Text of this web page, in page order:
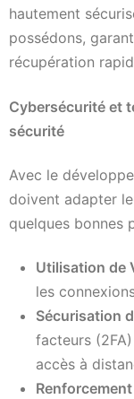
hautement
possédons,
récupération
Cybersécurité et
sécurité
Avec le
doivent adapter
quelques bonnes
Utilisation de
les
Sécurisation
facteurs
accès à